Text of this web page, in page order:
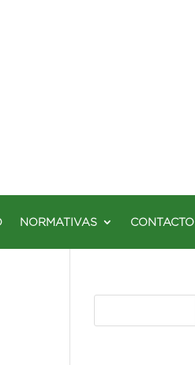
NORMATIVAS CONTACTO